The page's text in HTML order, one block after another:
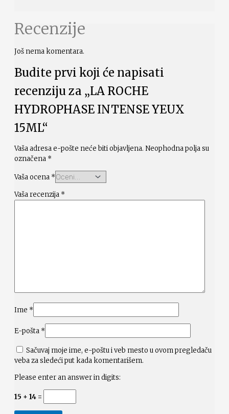
Recenzije
Još nema komentara.
Budite prvi koji će napisati
recenziju za „LA ROCHE
HYDROPHASE INTENSE YEUX
15ML“
Vaša adresa e-pošte neće biti objavljena. Neophodna polja su
označena *
Vaša ocena *
Vaša recenzija *
Ime *
E-pošta *
Sačuvaj moje ime, e-poštu i veb mesto u ovom pregledaču
veba za sledeći put kada komentarišem.
Please enter an answer in digits:
15 + 14 =